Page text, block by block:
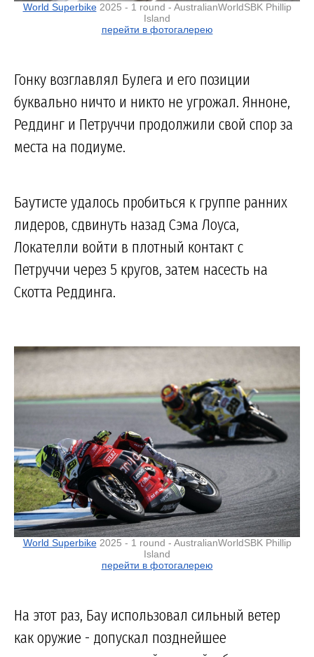
World Superbike2025 - 1 round - AustralianWorldSBK Phillip
Island
перейти в фотогалерею
Гонку возглавлял Булега и его позиции
буквально ничто и никто не угрожал. Янноне,
Реддинг и Петруччи продолжили свой спор за
места на подиуме.
Баутисте удалось пробиться к группе ранних
лидеров, сдвинуть назад Сэма Лоуса,
Локателли войти в плотный контакт с
Петруччи через 5 кругов, затем насесть на
Скотта Реддинга.
World Superbike2025 - 1 round - AustralianWorldSBK Phillip
Island
перейти в фотогалерею
На этот раз, Бау использовал сильный ветер
как оружие - допускал позднейшее